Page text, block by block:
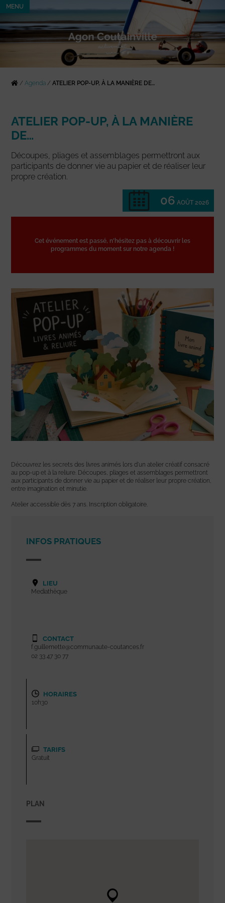
MENU
/Agenda /ATELIER POP-UP, À LA MANIÈRE DE…
ATELIER POP-UP, À LA MANIÈRE
DE…
Découpes, pliages et assemblages permettront aux
participants de donner vie au papier et de réaliser leur
propre création.
06 AOÛT 2026
Cet événement est passé, n'hésitez pas à découvrir les
programmes du moment sur notre agenda !
Découvrez les secrets des livres animés lors d’un atelier créatif consacré
au pop-up et à la reliure. Découpes, pliages et assemblages permettront
aux participants de donner vie au papier et de réaliser leur propre création,
entre imagination et minutie.
Atelier accessible dès 7 ans. Inscription obligatoire.
INFOS PRATIQUES
LIEU
Mediathèque
CONTACT
f.guillemette@communaute-coutances.fr
02 33 47 30 77
HORAIRES
10h30
TARIFS
Gratuit
PLAN